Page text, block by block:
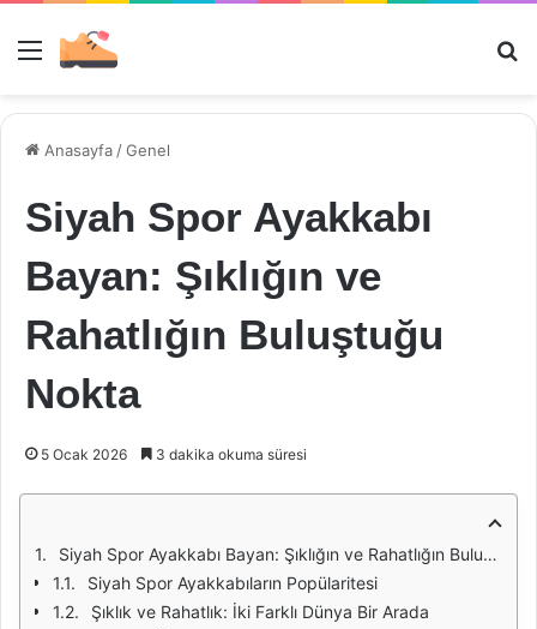
Menü
Anasayfa /Genel
Siyah Spor Ayakkabı
Bayan: Şıklığın ve
Rahatlığın Buluştuğu
Nokta
5 Ocak 2026 3 dakika okuma süresi
Siyah Spor Ayakkabı Bayan: Şıklığın ve Rahatlığın Buluştuğu Nokta
Siyah Spor Ayakkabıların Popülaritesi
Şıklık ve Rahatlık: İki Farklı Dünya Bir Arada